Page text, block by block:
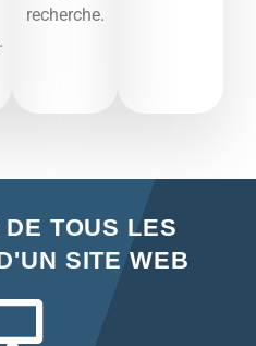
recherche.​
TOUS LES
SITE WEB